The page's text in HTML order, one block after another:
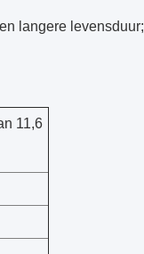
langere levensduur;
11,6